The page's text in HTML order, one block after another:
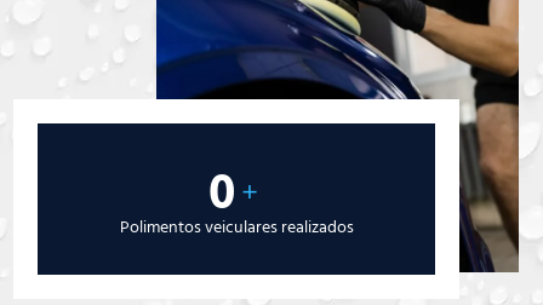
0+
Polimentos veiculares realizados